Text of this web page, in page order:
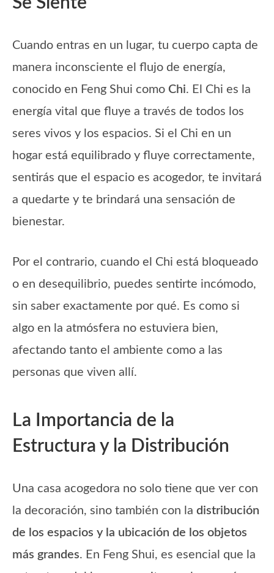
Cuando entras en un lugar, tu cuerpo capta de
manera inconsciente el flujo de energía,
conocido en Feng Shui como Chi. El Chi es la
energía vital que fluye a través de todos los
seres vivos y los espacios. Si el Chi en un
hogar está equilibrado y fluye correctamente,
sentirás que el espacio es acogedor, te invitará
a quedarte y te brindará una sensación de
bienestar.
Por el contrario, cuando el Chi está bloqueado
o en desequilibrio, puedes sentirte incómodo,
sin saber exactamente por qué. Es como si
algo en la atmósfera no estuviera bien,
afectando tanto el ambiente como a las
personas que viven allí.
La Importancia de la
Estructura y la Distribución
Una casa acogedora no solo tiene que ver con
la decoración, sino también con la distribución
de los espacios y la ubicación de los objetos
más grandes. En Feng Shui, es esencial que la